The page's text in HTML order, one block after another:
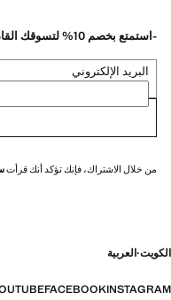
-استمتع بخصم 10% لتسوقك القادم عند اشتراكك في نشرتنا الاخبارية
البريد الإلكتروني
من خلال الاشتراك، فإنك تؤكد أنك قرأت
الكويت·العربية
INSTAGRAM
FACEBOOK